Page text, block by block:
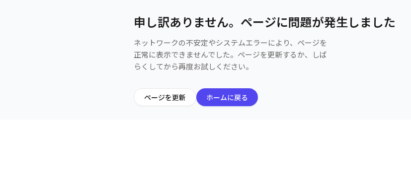
申し訳ありません。ページに問題が発生しました
ネットワークの不安定やシステムエラーにより、ページを
正常に表示できませんでした。ページを更新するか、しば
らくしてから再度お試しください。
ページを更新 ホームに戻る